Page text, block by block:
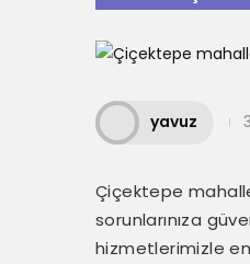
yavuz
Çiçektepe
sorunlarınıza
hizmetlerimizle